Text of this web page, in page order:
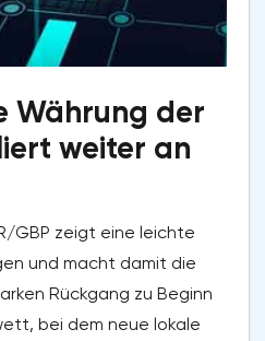
Währung der
weiter an
GBP zeigt eine leichte
und macht damit die
Rückgang zu Beginn
bei dem neue lokale